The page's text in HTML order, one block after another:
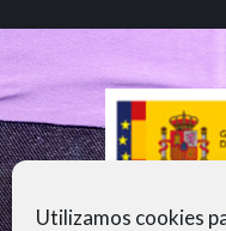
Utilizamos cookies